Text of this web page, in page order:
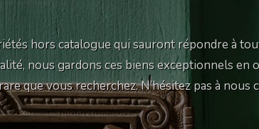
hors catalogue qui sauront répondre à
nous gardons ces biens exceptionnels en
que vous recherchez. N’hésitez pas à